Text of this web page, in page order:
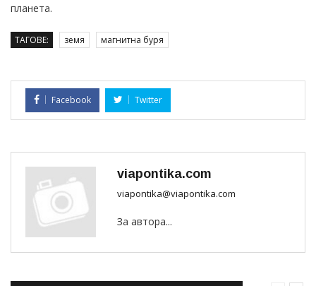
планета.
ТАГОВЕ: земя магнитна буря
Facebook Twitter
viapontika.com
viapontika@viapontika.com
За автора...